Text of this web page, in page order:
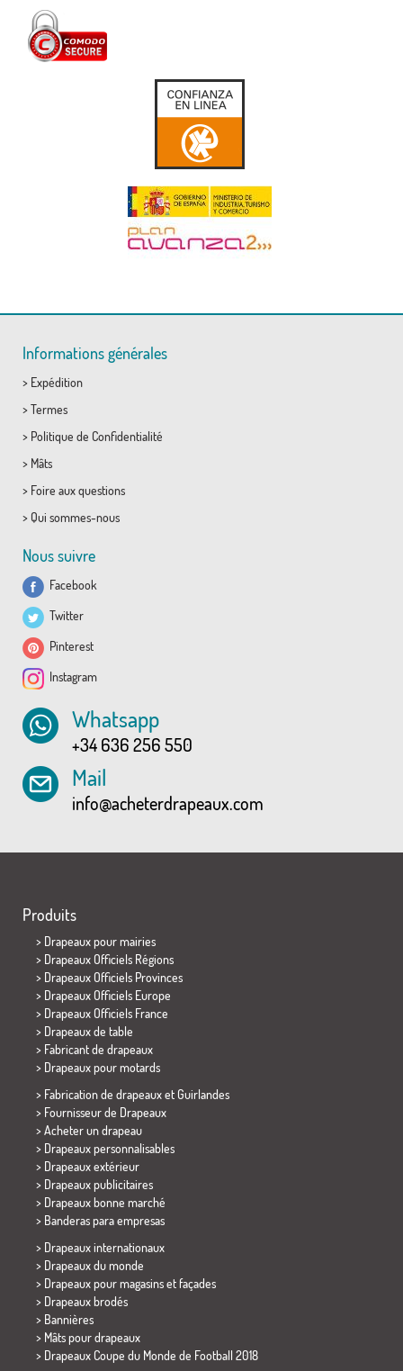
Informations générales
> Expédition
> Termes
> Politique de Confidentialité
> Mâts
> Foire aux questions
> Qui sommes-nous
Nous suivre
Facebook
Twitter
Pinterest
Instagram
Whatsapp
+34 636 256 550
Mail
info@acheterdrapeaux.com
Produits
> Drapeaux pour mairies
> Drapeaux Officiels Régions
> Drapeaux Officiels Provinces
> Drapeaux Officiels Europe
> Drapeaux Officiels France
> Drapeaux de table
> Fabricant de drapeaux
> Drapeaux pour motards
> Fabrication de drapeaux et Guirlandes
> Fournisseur de Drapeaux
> Acheter un drapeau
> Drapeaux personnalisables
> Drapeaux extérieur
> Drapeaux publicitaires
> Drapeaux bonne marché
> Banderas para empresas
> Drapeaux internationaux
> Drapeaux du monde
> Drapeaux pour magasins et façades
> Drapeaux brodés
> Bannières
> Mâts pour drapeaux
> Drapeaux Coupe du Monde de Football 2018